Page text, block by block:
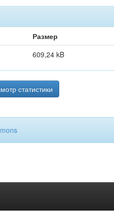
Размер
609,24 kB
статистики